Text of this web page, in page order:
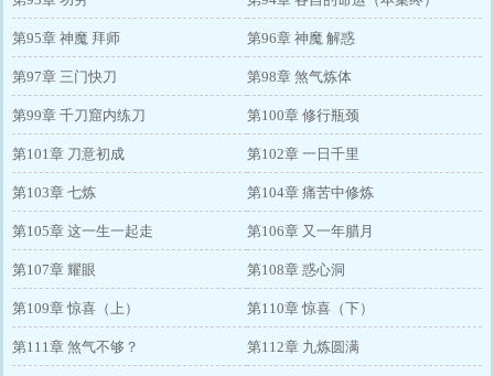
第95章 神魔 拜师 第96章 神魔 解惑
第97章 三门快刀 第98章 煞气炼体
第99章 千刀窟内练刀 第100章 修行瓶颈
第101章 刀意初成 第102章 一日千里
第103章 七炼 第104章 痛苦中修炼
第105章 这一生一起走 第106章 又一年腊月
第107章 耀眼 第108章 惑心洞
第109章 惊喜（上） 第110章 惊喜（下）
第111章 煞气不够？ 第112章 九炼圆满